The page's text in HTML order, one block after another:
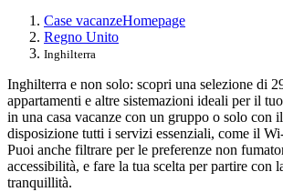
Case vacanzeHomepage
Regno Unito
Inghilterra
Inghilterra e non solo: scopri una selezione di
appartamenti e altre sistemazioni ideali per il
in una casa vacanze con un gruppo o solo con
disposizione tutti i servizi essenziali, come il
Puoi anche filtrare per le preferenze non
accessibilità, e fare la tua scelta per partire con
tranquillità.